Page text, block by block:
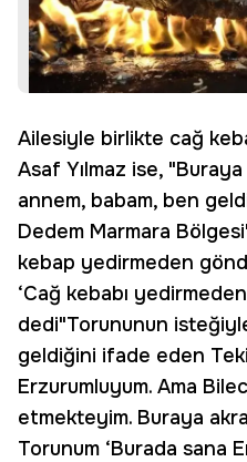
Ailesiyle birlikte cağ
Asaf Yılmaz ise,
annem, babam, ben
Dedem Marmara
kebap yedirmeden
‘Cağ kebabı
dedi"Torununun
geldiğini ifade eden
Erzurumluyum. Ama
etmekteyim. Buraya
Torunum ‘Burada sana